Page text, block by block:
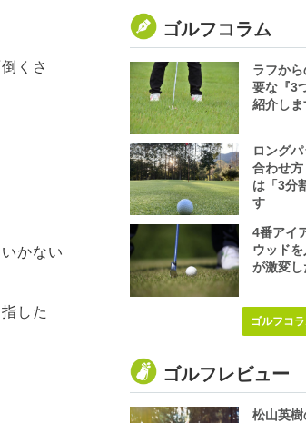
くさ
かない
した
ゴルフコラム
ラフか
要な『3
紹介しま
ロング
合わせ
は「3分
す
4番アイ
ウッド
が激変し
ゴルフコ
ゴルフレビュー
松山英樹